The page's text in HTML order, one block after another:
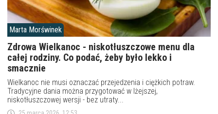
Marta Morświnek
Zdrowa Wielkanoc - niskotłuszczowe menu dla
całej rodziny. Co podać, żeby było lekko i
smacznie
Wielkanoc nie musi oznaczać przejedzenia i ciężkich potraw.
Tradycyjne dania można przygotować w lżejszej,
niskotłuszczowej wersji - bez utraty...